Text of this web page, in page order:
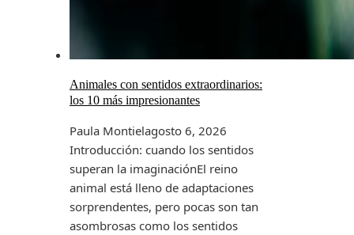
Animales con sentidos extraordinarios:
los 10 más impresionantes
Paula Montielagosto 6, 2026
Introducción: cuando los sentidos
superan la imaginaciónEl reino
animal está lleno de adaptaciones
sorprendentes, pero pocas son tan
asombrosas como los sentidos